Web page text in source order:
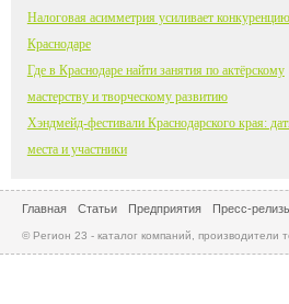
Налоговая асимметрия усиливает
Краснодаре
Где в Краснодаре найти занятия по актёрскому
мастерству и творческому развитию
Хэндмейд-фестивали Краснодарского края:
места и участники
Главная Статьи Предприятия Пресс-
© Регион 23 - каталог компаний, производители